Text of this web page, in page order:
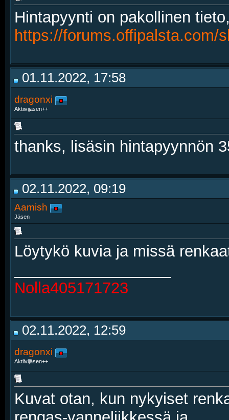
Hintapyynti on pakollinen
https://forums.offipalsta.com/
01.11.2022, 17:58
dragonxi
Aktiivijäsen++
thanks, lisäsin hintapyynnön
02.11.2022, 09:19
Aamish
Jäsen
Löytykö kuvia ja missä
Nolla405171723
02.11.2022, 12:59
dragonxi
Aktiivijäsen++
Kuvat otan, kun nykyiset